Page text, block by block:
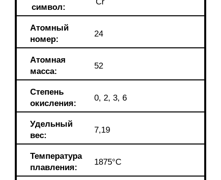
символ:
Атомный
номер:
24
Атомная
масса:
52
Степень
окисления:
0, 2, 3, 6
Удельный
вес:
7,19
Температура
плавления:
1875°С